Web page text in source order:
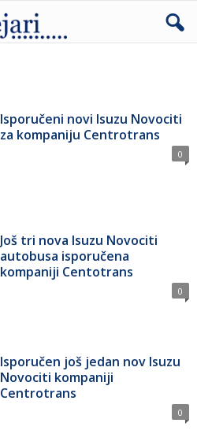
Isporučeni novi Isuzu Novociti
za kompaniju Centrotrans
0
Još tri nova Isuzu Novociti
autobusa isporučena
kompaniji Centotrans
0
Isporučen još jedan nov Isuzu
Novociti kompaniji
Centrotrans
0